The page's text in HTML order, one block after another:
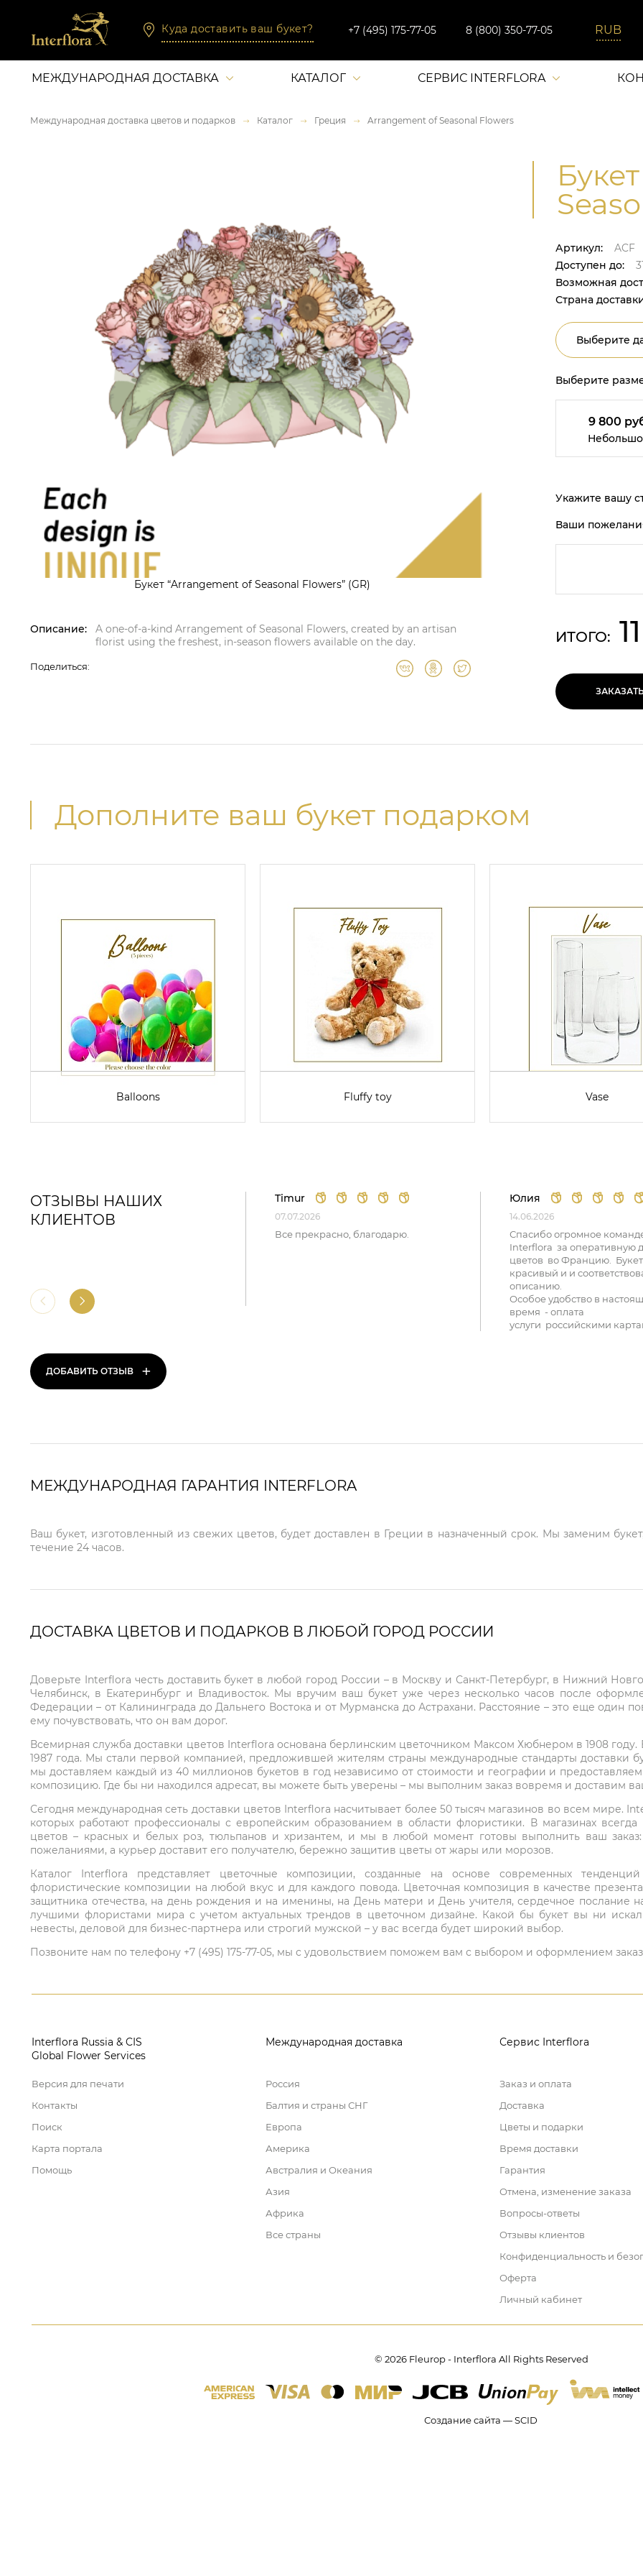
Куда доставить ваш букет? +7 (495) 175-77-05 8 (800) 350-77-05
МЕЖДУНАРОДНАЯ ДОСТАВКА КАТАЛОГ СЕРВИС INTERFLORA
Международная доставка цветов и подарков Каталог Греция Arrangement of Seasonal Flowers
Букет “Arrangement of Seasonal Flowers” (GR)
Описание:
A one-of-a-kind Arrangement of Seasonal Flowers, created by an artisan
florist using the freshest, in-season flowers available on the day.
Поделиться:
Артикул:
ACF
Доступен до:
Возможная
Страна
Выберите
Выберите
9 800
Укажите вашу
Ваши
ИТОГО:
Дополните ваш букет подарком
Balloons Fluffy toy Vase
ОТЗЫВЫ НАШИХ
КЛИЕНТОВ
ДОБАВИТЬ ОТЗЫВ +
Timur
07.07.2026
Все прекрасно, благодарю.
Юлия
14.06.2026
Спасибо огромное
Interflora за оперативную
цветов во Францию.
красивый и и
описанию.
Особое удобство в
время - оплата
услуги российскими
МЕЖДУНАРОДНАЯ ГАРАНТИЯ INTERFLORA
Ваш букет, изготовленный из свежих цветов, будет доставлен в Греции в назначенный срок. Мы заменим
течение 24 часов.
ДОСТАВКА ЦВЕТОВ И ПОДАРКОВ В ЛЮБОЙ ГОРОД РОССИИ
Доверьте Interflora честь доставить букет в любой город России – в Москву и Санкт-Петербург, в Нижний
Челябинск, в Екатеринбург и Владивосток. Мы вручим ваш букет уже через несколько часов после
Федерации – от Калининграда до Дальнего Востока и от Мурманска до Астрахани. Расстояние – это еще один
ему почувствовать, что он вам дорог.
Всемирная служба доставки цветов Interflora основана берлинским цветочником Максом Хюбнером в 1908
1987 года. Мы стали первой компанией, предложившей жителям страны международные стандарты доставки
мы доставляем каждый из 40 миллионов букетов в год независимо от стоимости и географии и
композицию. Где бы ни находился адресат, вы можете быть уверены – мы выполним заказ вовремя и доставим
Сегодня международная сеть доставки цветов Interflora насчитывает более 50 тысяч магазинов во всем мире.
которых работают профессионалы с европейским образованием в области флористики. В магазинах
цветов – красных и белых роз, тюльпанов и хризантем, и мы в любой момент готовы выполнить ваш
пожеланиями, а курьер доставит его получателю, бережно защитив цветы от жары или морозов.
Каталог Interflora представляет цветочные композиции, созданные на основе современных
флористические композиции на любой вкус и для каждого повода. Цветочная композиция в качестве
защитника отечества, на день рождения и на именины, на День матери и День учителя, сердечное послание
лучшими флористами мира с учетом актуальных трендов в цветочном дизайне. Какой бы букет вы ни
невесты, деловой для бизнес-партнера или строгий мужской – у вас всегда будет широкий выбор.
Позвоните нам по телефону +7 (495) 175-77-05, мы с удовольствием поможем вам с выбором и оформлением
Interflora Russia & CIS
Global Flower Services
Версия для печати
Контакты
Поиск
Карта портала
Помощь
Международная доставка
Россия
Балтия и страны СНГ
Европа
Америка
Австралия и Океания
Азия
Африка
Все страны
Сервис Interflora
Заказ и оплата
Доставка
Цветы и подарки
Время доставки
Гарантия
Отмена, изменение заказа
Вопросы-ответы
Отзывы клиентов
Конфиденциальность и
Оферта
Личный кабинет
© 2026 Fleurop - Interflora All Rights Reserved
Создание сайта — SCID